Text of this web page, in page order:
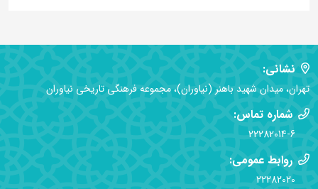
نشانی:
تهران، میدان شهید باهنر (نیاوران)، مجموعه فرهنگی تاریخی نیاوران
شماره تماس:
22282014-6
روابط عمومی:
22282020